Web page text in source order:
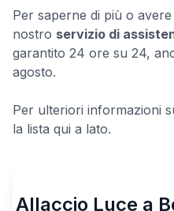
Per saperne di più o
nostro servizio di
garantito 24 ore su 24,
agosto.
Per ulteriori informazioni
la lista qui a lato.
Allaccio Luce a